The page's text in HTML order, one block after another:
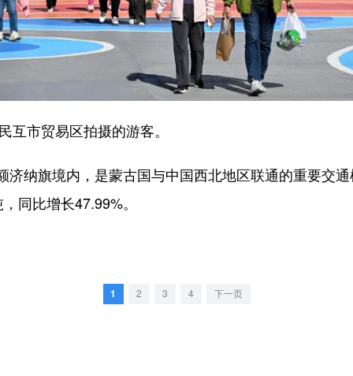
市贸易区拍摄的游客。
旗境内，是蒙古国与中国西北地区联通的重要交通
同比增长47.99%。
1 2 3 4 下一页